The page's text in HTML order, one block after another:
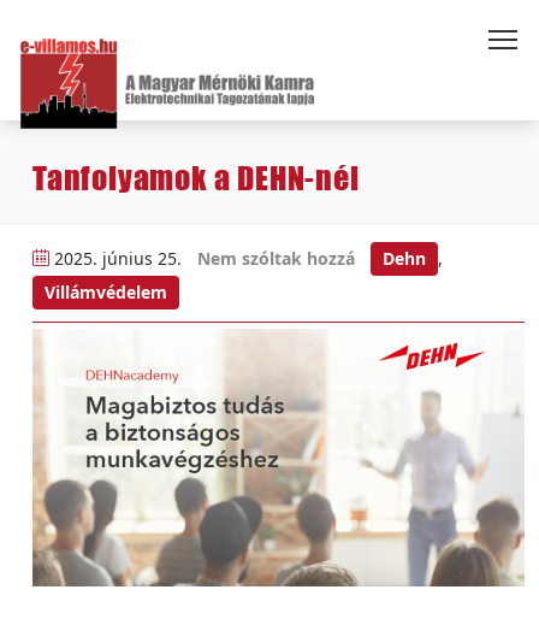
Tanfolyamok a DEHN-nél
2025. június 25. Nem szóltak hozzá Dehn ,
Villámvédelem